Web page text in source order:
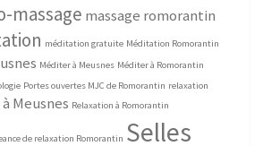
massage massage romorantin
méditation gratuite Méditation Romorantin
Méditer à Meusnes Méditer à Romorantin
Portes ouvertes MJC de Romorantin relaxation
Meusnes Relaxation à Romorantin
de relaxation Romorantin Selles